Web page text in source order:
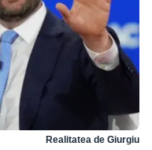
Realitatea de Giurgiu